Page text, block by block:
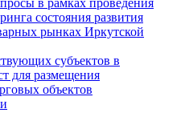
в рамках проведения
состояния развития
рынках Иркутской
субъектов в
для размещения
объектов